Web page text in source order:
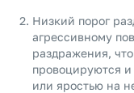
Низкий порог
агрессивному
раздражения,
провоцируются
или яростью на